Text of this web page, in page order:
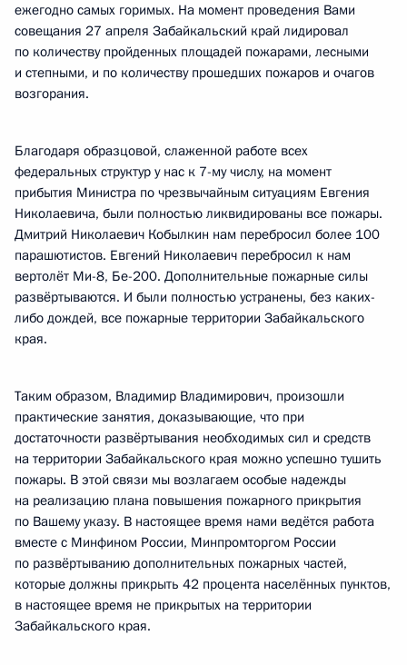
ежегодно самых горимых. На момент проведения Вами
совещания 27 апреля Забайкальский край лидировал
по количеству пройденных площадей пожарами, лесными
и степными, и по количеству прошедших пожаров и очагов
возгорания.
Благодаря образцовой, слаженной работе всех
федеральных структур у нас к 7-му числу, на момент
прибытия Министра по чрезвычайным ситуациям Евгения
Николаевича, были полностью ликвидированы все пожары.
Дмитрий Николаевич Кобылкин нам перебросил более 100
парашютистов. Евгений Николаевич перебросил к нам
вертолёт Ми-8, Бе-200. Дополнительные пожарные силы
развёртываются. И были полностью устранены, без каких-
либо дождей, все пожарные территории Забайкальского
края.
Таким образом, Владимир Владимирович, произошли
практические занятия, доказывающие, что при
достаточности развёртывания необходимых сил и средств
на территории Забайкальского края можно успешно тушить
пожары. В этой связи мы возлагаем особые надежды
на реализацию плана повышения пожарного прикрытия
по Вашему указу. В настоящее время нами ведётся работа
вместе с Минфином России, Минпромторгом России
по развёртыванию дополнительных пожарных частей,
которые должны прикрыть 42 процента населённых пунктов,
в настоящее время не прикрытых на территории
Забайкальского края.